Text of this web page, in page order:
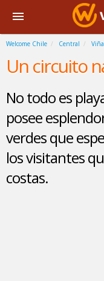
Welcome Chile Central
Un circuito
No todo es
posee
verdes que
los visitantes
costas.